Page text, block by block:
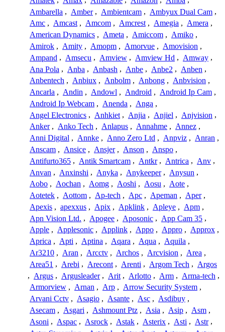
Ambarella , Amber , Ambientcam , Ambyux Dual Cam ,
Amc , Amcast , Amcom , Amcrest , Amegia , Amera ,
American Dynamics , Ameta , Amiccom , Amiko ,
Amirok , Amity , Amopm , Amorvue , Amovision ,
Ampand , Amsecu , Amview , Amview Hd , Amway ,
Ana Pola , Anba , Anbash , Anbe , Anbe2 , Anben ,
Anbentech , Anbiux , Anbolm , Anbong , Anbvision ,
Ancarla , Andin , Andowl , Android , Android Ip Cam ,
Android Ip Webcam , Anenda , Anga ,
Angel Electronics , Anhkiet , Anjia , Anjiel , Anjvision ,
Anker , Anko Tech , Anlapus , Annahme , Annez ,
Anni Digital , Annke , Anno Zero Ltd , Anpviz , Anran ,
Anscam , Ansice , Ansjer , Anson , Anspo ,
Antifurto365 , Antik Smartcam , Antkr , Antrica , Anv ,
Anvan , Anxinshi , Anyka , Anykeeper , Anysun ,
Aobo , Aochan , Aomg , Aoshi , Aosu , Aote ,
Aotetek , Aottom , Ap-tech , Apc , Apeman , Aper ,
Apexis , apexxus , Apix , Apklink , Apleye , Apm ,
Apn Vision Ltd. , Apogee , Aposonic , App Cam 35 ,
Apple , Applesonic , Applink , Appo , Appro , Approx ,
Aprica , Apti , Aptina , Aqara , Aqua , Aquila ,
Ar3210 , Aran , Arcctv , Archos , Arcvision , Area ,
Area51 , Arebi , Arecont , Arenti , Argom Tech , Argos
, Argus , Argusleader , Arit , Arlotto , Arm , Arma-tech ,
Armorview , Arnan , Arp , Arrow Security System ,
Arvani Cctv , Asagio , Asante , Asc , Asdibuy ,
Asecam , Asgari , Ashmount Ptz , Asia , Asip , Asm ,
Asoni , Aspac , Asrock , Astak , Asterix , Asti , Astr ,